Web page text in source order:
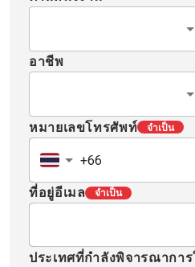
อาชีพ
หมายเลขโทรศัพท์ จำเป็น
ที่อยู่อีเมล จำเป็น
ประเทศที่กำลังพิจารณากา